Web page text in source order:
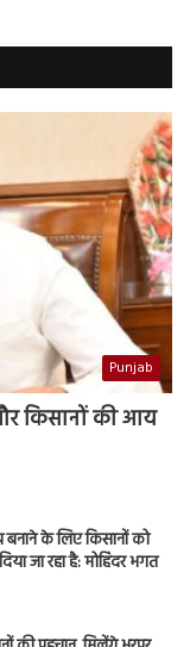
Punjab
किसानों की आय
बनाने के लिए किसानों को
जा रहा है: मोहिंदर भगत